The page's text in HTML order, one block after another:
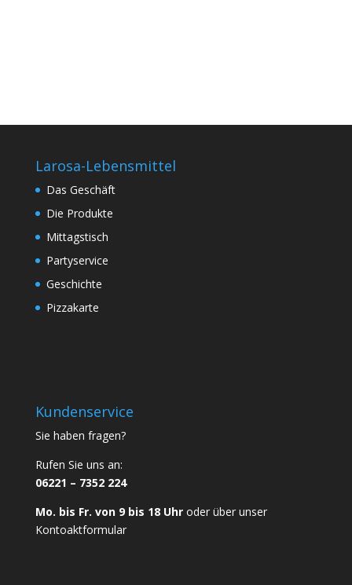
Larosa-Lebensmittel
Das Geschäft
Die Produkte
Mittagstisch
Partyservice
Geschichte
Pizzakarte
Kundenservice
Sie haben fragen?
Rufen Sie uns an:
06221 – 7352 224
Mo. bis Fr. von 9 bis 18 Uhroder über unser
Kontoaktformular